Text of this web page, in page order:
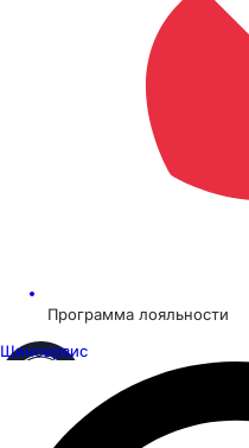
Программа лояльности
Шинсервис